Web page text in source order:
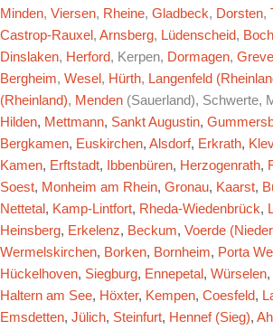
Minden, Viersen, Rheine, Gladbeck, Dorsten,
Castrop-Rauxel , Arnsberg, Lüdenscheid,
Dinslaken, Herford, Kerpen, Dormagen,
Bergheim, Wesel , Hürth, Langenfeld
(Rheinland), Menden (Sauerland), Schwerte,
Hilden, Mettmann, Sankt Augustin,
Bergkamen, Euskirchen, Alsdorf, Erkrath,
Kamen, Erftstadt, Ibbenbüren, Herzogenrath,
Soest, Monheim am Rhein, Gronau, Kaarst,
Nettetal , Kamp-Lintfort, Rheda-Wiedenbrück,
Heinsberg, Erkelenz, Beckum, Voerde
Wermelskirchen, Borken, Bornheim, Porta
Hückelhoven, Siegburg, Ennepetal , Würselen,
Haltern am See, Höxter, Kempen, Coesfeld,
Emsdetten, Jülich, Steinfurt, Hennef (Sieg),